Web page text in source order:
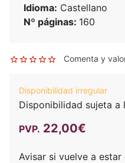
Idioma: Castellano
Nº páginas: 160
Comenta y
Disponibilidad irregular
Disponibilidad sujeta
PVP. 22,00€
Avisar si vuelve a estar